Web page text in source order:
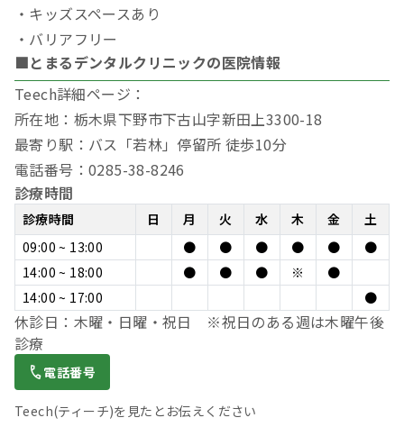
・キッズスペースあり
・バリアフリー
■とまるデンタルクリニックの医院情報
Teech詳細ページ：
所在地：栃木県下野市下古山字新田上3300-18
最寄り駅：バス「若林」停留所 徒歩10分
電話番号：0285-38-8246
診療時間
診療時間 日 月 火 水 木 金
土
09:00 ~ 13:00
● ● ● ● ●
●
14:00 ~ 18:00
● ● ● ※
●
14:00 ~ 17:00
●
休診日：木曜・日曜・祝日 ※祝日のある週は木曜午後
診療
電話番号
Teech(ティーチ)を見たとお伝えください